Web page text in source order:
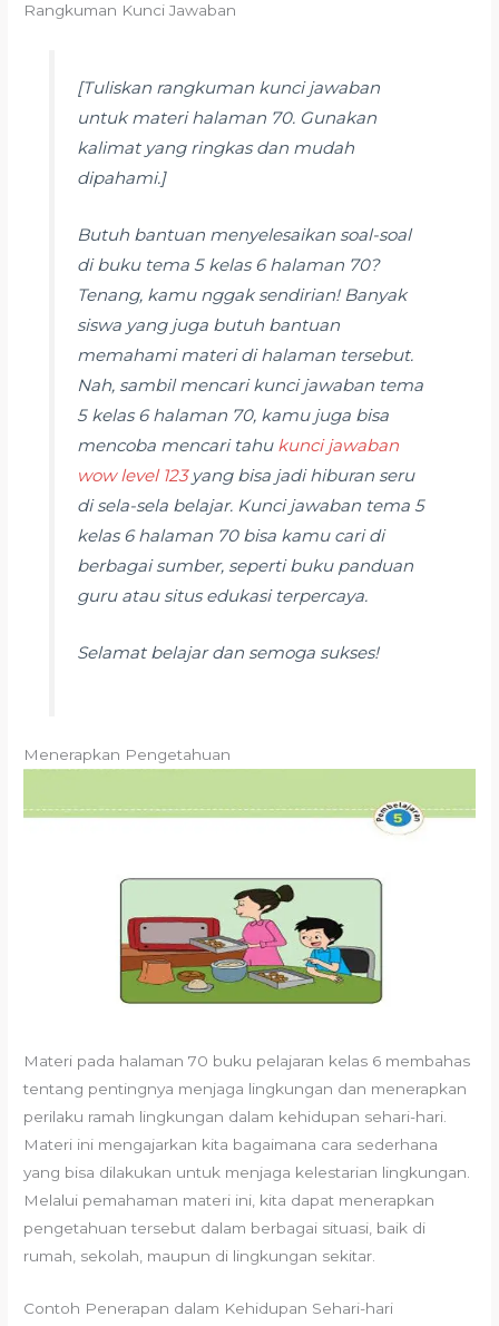
Rangkuman Kunci Jawaban
[Tuliskan rangkuman kunci jawaban
untuk materi halaman 70. Gunakan
kalimat yang ringkas dan mudah
dipahami.]
Butuh bantuan menyelesaikan soal-soal
di buku tema 5 kelas 6 halaman 70?
Tenang, kamu nggak sendirian! Banyak
siswa yang juga butuh bantuan
memahami materi di halaman tersebut.
Nah, sambil mencari kunci jawaban tema
5 kelas 6 halaman 70, kamu juga bisa
mencoba mencari tahu kunci jawaban
wow level 123yang bisa jadi hiburan seru
di sela-sela belajar. Kunci jawaban tema 5
kelas 6 halaman 70 bisa kamu cari di
berbagai sumber, seperti buku panduan
guru atau situs edukasi terpercaya.
Selamat belajar dan semoga sukses!
Menerapkan Pengetahuan
Materi pada halaman 70 buku pelajaran kelas 6 membahas
tentang pentingnya menjaga lingkungan dan menerapkan
perilaku ramah lingkungan dalam kehidupan sehari-hari.
Materi ini mengajarkan kita bagaimana cara sederhana
yang bisa dilakukan untuk menjaga kelestarian lingkungan.
Melalui pemahaman materi ini, kita dapat menerapkan
pengetahuan tersebut dalam berbagai situasi, baik di
rumah, sekolah, maupun di lingkungan sekitar.
Contoh Penerapan dalam Kehidupan Sehari-hari